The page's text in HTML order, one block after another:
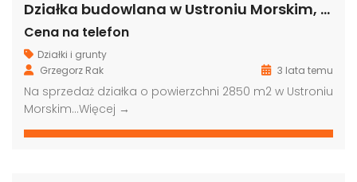
Działka budowlana w Ustroniu Morskim, woj. zachodniopomorskie
Cena na telefon
Działki i grunty
Grzegorz Rak
3 lata temu
Na sprzedaż działka o powierzchni 2850 m2 w Ustroniu
Morskim…Więcej →